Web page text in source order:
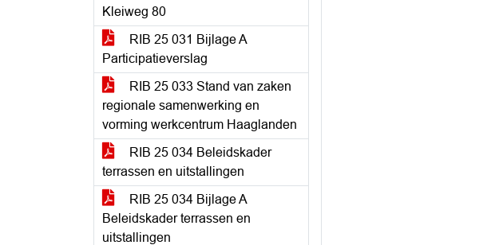
Kleiweg 80
RIB 25 031 Bijlage A
Participatieverslag
RIB 25 033 Stand van zaken
regionale samenwerking en
vorming werkcentrum Haaglanden
RIB 25 034 Beleidskader
terrassen en uitstallingen
RIB 25 034 Bijlage A
Beleidskader terrassen en
uitstallingen